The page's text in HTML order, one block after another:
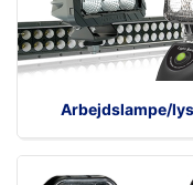
Arbejdslampe/lys